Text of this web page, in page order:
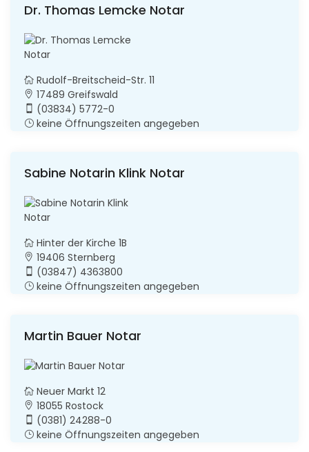
Dr. Thomas Lemcke Notar
Rudolf-Breitscheid-Str. 11
17489 Greifswald
(03834) 5772-0
keine Öffnungszeiten angegeben
Sabine Notarin Klink Notar
Hinter der Kirche 1B
19406 Sternberg
(03847) 4363800
keine Öffnungszeiten angegeben
Martin Bauer Notar
Neuer Markt 12
18055 Rostock
(0381) 24288-0
keine Öffnungszeiten angegeben